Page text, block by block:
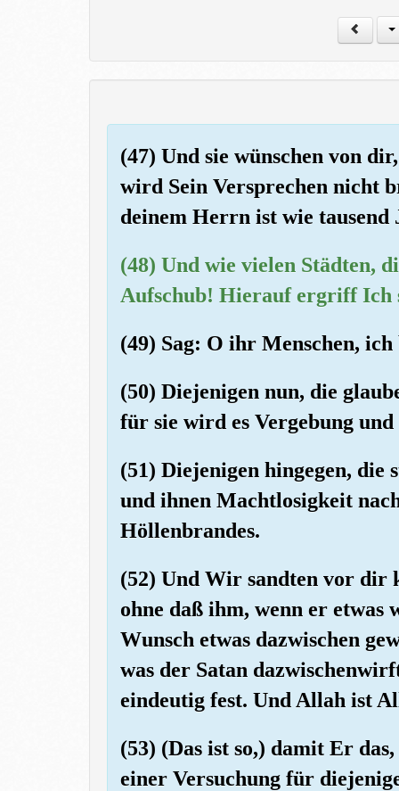
(47) Und sie wünschen von
wird Sein Versprechen nicht
deinem Herrn ist wie
(48) Und wie vielen Städten,
Aufschub! Hierauf ergriff Ich
(49) Sag: O ihr Menschen,
(50) Diejenigen nun, die
für sie wird es Vergebung
(51) Diejenigen hingegen, die
und ihnen Machtlosigkeit
Höllenbrandes.
(52) Und Wir sandten vor dir
ohne daß ihm, wenn er etwas
Wunsch etwas dazwischen
was der Satan
eindeutig fest. Und Allah ist
(53) (Das ist so,) damit Er
einer Versuchung für